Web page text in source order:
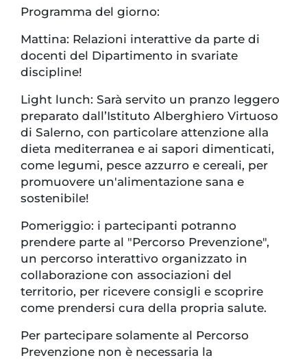
Programma del giorno:
Mattina: Relazioni interattive da parte di
docenti del Dipartimento in svariate
discipline!
Light lunch: Sarà servito un pranzo leggero
preparato dall’Istituto Alberghiero Virtuoso
di Salerno, con particolare attenzione alla
dieta mediterranea e ai sapori dimenticati,
come legumi, pesce azzurro e cereali, per
promuovere un'alimentazione sana e
sostenibile!
Pomeriggio: i partecipanti potranno
prendere parte al "Percorso Prevenzione",
un percorso interattivo organizzato in
collaborazione con associazioni del
territorio, per ricevere consigli e scoprire
come prendersi cura della propria salute.
Per partecipare solamente al Percorso
Prevenzione non è necessaria la